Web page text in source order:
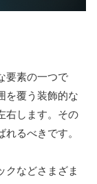
要素の一つで
を覆う装飾的な
右します。その
るべきです。
クなどさまざま